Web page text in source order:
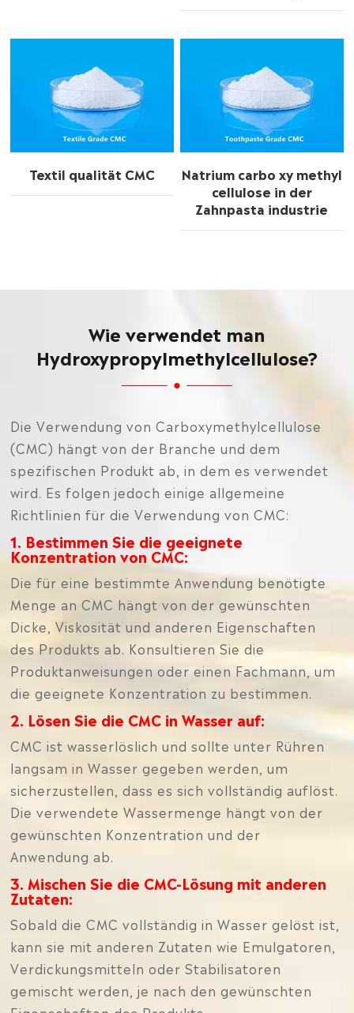
Textil qualität CMC
Natrium carbo xy methyl
cellulose in der
Zahnpasta industrie
Wie verwendet man
Hydroxypropylmethylcellulose?
Die Verwendung von Carboxymethylcellulose
(CMC) hängt von der Branche und dem
spezifischen Produkt ab, in dem es verwendet
wird. Es folgen jedoch einige allgemeine
Richtlinien für die Verwendung von CMC:
1. Bestimmen Sie die geeignete
Konzentration von CMC:
Die für eine bestimmte Anwendung benötigte
Menge an CMC hängt von der gewünschten
Dicke, Viskosität und anderen Eigenschaften
des Produkts ab. Konsultieren Sie die
Produktanweisungen oder einen Fachmann, um
die geeignete Konzentration zu bestimmen.
2. Lösen Sie die CMC in Wasser auf:
CMC ist wasserlöslich und sollte unter Rühren
langsam in Wasser gegeben werden, um
sicherzustellen, dass es sich vollständig auflöst.
Die verwendete Wassermenge hängt von der
gewünschten Konzentration und der
Anwendung ab.
3. Mischen Sie die CMC-Lösung mit anderen
Zutaten:
Sobald die CMC vollständig in Wasser gelöst ist,
kann sie mit anderen Zutaten wie Emulgatoren,
Verdickungsmitteln oder Stabilisatoren
gemischt werden, je nach den gewünschten